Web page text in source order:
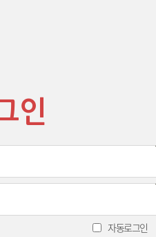
인
자동로그인